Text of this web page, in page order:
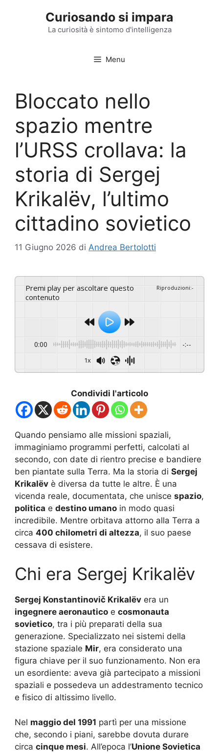
Curiosando si impara
La curiosità è sintomo d'intelligenza
Menu
Bloccato nello
spazio mentre
l’URSS crollava: la
storia di Sergej
Krikalëv, l’ultimo
cittadino sovietico
11 Giugno 2026 di Andrea Bertolotti
Premi play per ascoltare questo
contenuto
Riproduzioni:-
0:00 -:--
1x
Condividi l'articolo
Quando pensiamo alle missioni spaziali,
immaginiamo programmi perfetti, calcolati al
secondo, con date di rientro precise e bandiere
ben piantate sulla Terra. Ma la storia di Sergej
Krikalëv è diversa da tutte le altre. È una
vicenda reale, documentata, che unisce spazio,
politica e destino umano in modo quasi
incredibile. Mentre orbitava attorno alla Terra a
circa 400 chilometri di altezza, il suo paese
cessava di esistere.
Chi era Sergej Krikalëv
Sergej Konstantinovič Krikalëv era un
ingegnere aeronautico e cosmonauta
sovietico, tra i più preparati della sua
generazione. Specializzato nei sistemi della
stazione spaziale Mir, era considerato una
figura chiave per il suo funzionamento. Non era
un esordiente: aveva già partecipato a missioni
spaziali e possedeva un addestramento tecnico
e fisico di altissimo livello.
Nel maggio del 1991 partì per una missione
che, secondo i piani, sarebbe dovuta durare
circa cinque mesi. All’epoca l’Unione Sovietica